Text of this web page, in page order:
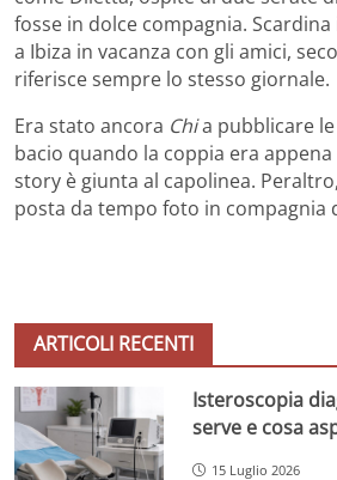
fosse in dolce compagnia.
a Ibiza in vacanza con gli amici,
riferisce sempre lo stesso giornale.
Era stato ancora Chia pubblicare
bacio quando la coppia era
story è giunta al capolinea.
posta da tempo foto in compagnia
ARTICOLI RECENTI
Isteroscopia
serve e cosa
15 Luglio 2026